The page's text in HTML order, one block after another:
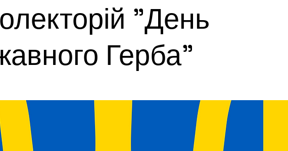
"День
Герба"